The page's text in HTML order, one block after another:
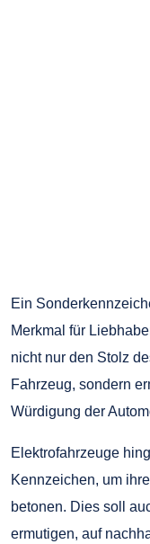
Ein
Merkmal für
nicht nur den Stolz
Fahrzeug, sondern
Würdigung der
Elektrofahrzeuge
Kennzeichen, um
betonen. Dies soll
ermutigen, auf